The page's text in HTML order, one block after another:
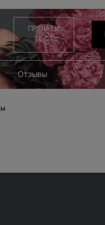
ПРОЙТИ
ТЕСТ
Отзывы